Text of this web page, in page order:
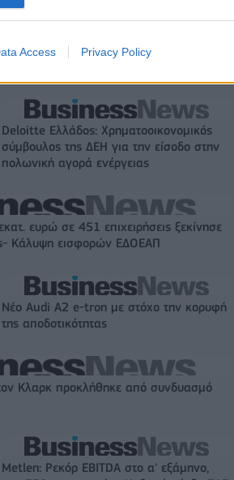
Access Privacy Policy
στη Δανία για το 2/2 στο
Deloitte Ελλάδος: Χρηματοοικονομικός
σύμβουλος της ΔΕΗ για την είσοδο στην
πολωνική αγορά ενέργειας
ευρώ σε 451 επιχειρήσεις ξεκίνησε
Κάλυψη εισφορών ΕΔΟΕΑΠ
Νέο Audi A2 e-tron με στόχο την κορυφή
της αποδοτικότητας
Κλαρκ προκλήθηκε από συνδυασμό
Metlen: Ρεκόρ EBITDA στο α' εξάμηνο,